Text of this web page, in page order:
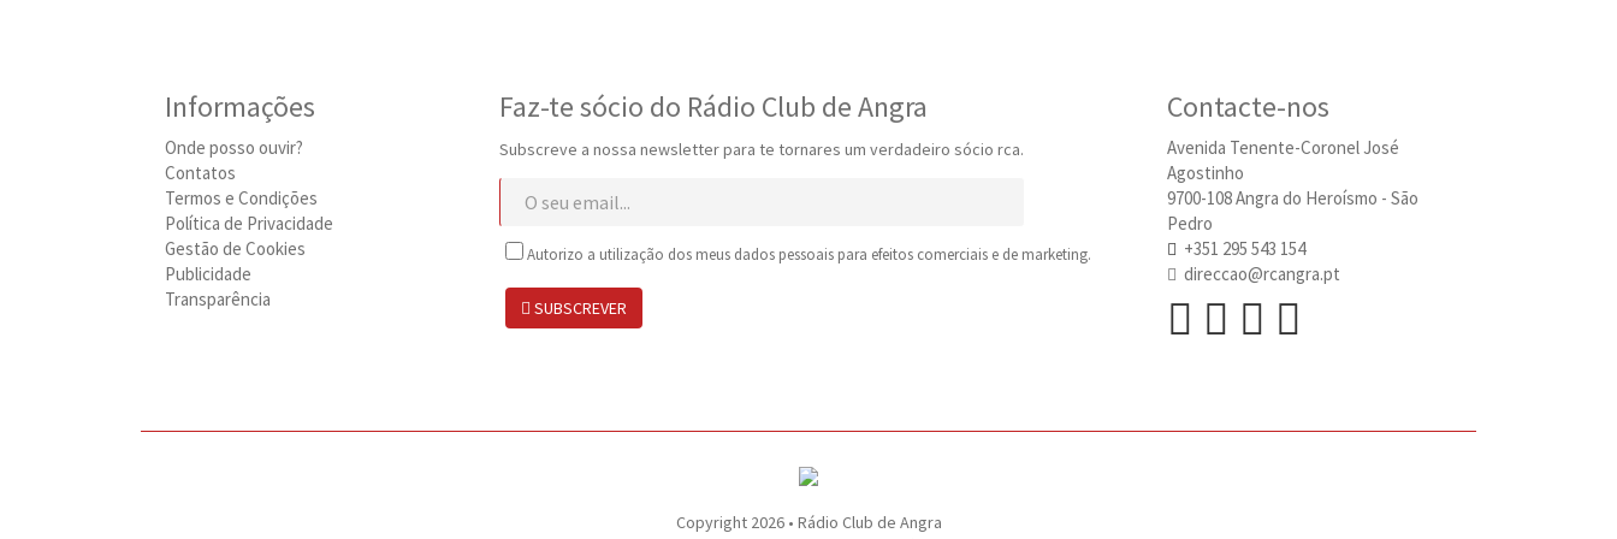
Informações
Onde posso ouvir?
Contatos
Termos e Condições
Política de Privacidade
Gestão de Cookies
Publicidade
Transparência
Faz-te sócio do Rádio Club de Angra
Subscreve a nossa newsletter para te tornares um verdadeiro sócio rca.
Autorizo a utilização dos meus dados pessoais para efeitos comerciais e de marketing.
SUBSCREVER
Contacte-nos
Avenida Tenente-Coronel José
Agostinho
9700-108 Angra do Heroísmo - São
Pedro
+351 295 543 154
direccao@rcangra.pt
Copyright 2026 • Rádio Club de Angra